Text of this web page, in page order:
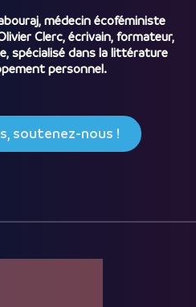
médecin écoféministe
Clerc, écrivain, formateur,
spécialisé dans la littérature
personnel.
soutenez-nous !